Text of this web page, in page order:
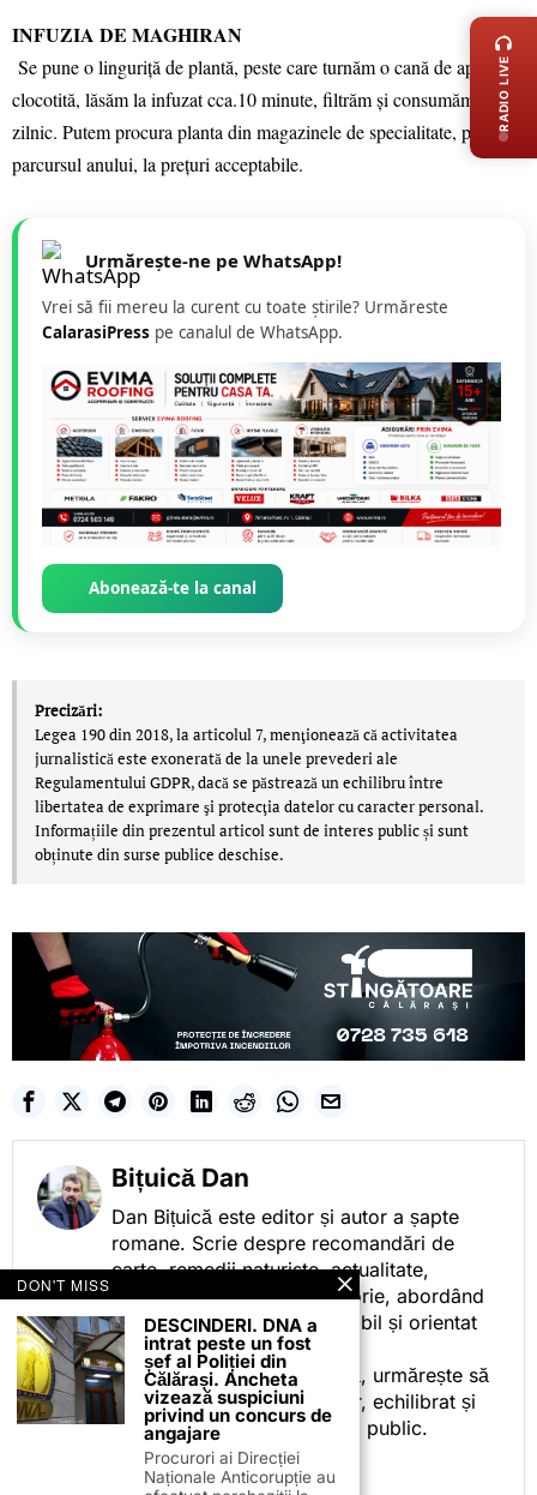
INFUZIA DE MAGHIRAN
Se pune o linguriță de plantă, peste care turnăm o cană de apă
clocotită, lăsăm la infuzat cca.10 minute, filtrăm și consumăm 2 căni
zilnic. Putem procura planta din magazinele de specialitate, pe tot
parcursul anului, la prețuri acceptabile.
Urmărește-ne pe WhatsApp!
Vrei să fii mereu la curent cu toate știrile? Urmăreste
CalarasiPress pe canalul de WhatsApp.
Abonează-te la canal
Precizări:
Legea 190 din 2018, la articolul 7, menţionează că activitatea
jurnalistică este exonerată de la unele prevederi ale
Regulamentului GDPR, dacă se păstrează un echilibru între
libertatea de exprimare şi protecţia datelor cu caracter personal.
Informațiile din prezentul articol sunt de interes public și sunt
obținute din surse publice deschise.
Bițuică Dan
Dan Bițuică este editor și autor a șapte
romane. Scrie despre recomandări de
carte, remedii naturiste, actualitate,
cotidian politic, sport și istorie, abordând
subiectele într-un stil accesibil și orientat
spre informare.
Prin activitatea sa editorială, urmărește să
ofere cititorilor conținut clar, echilibrat și
relevant, adaptat interesului public.
RADIO LIVE
DON'T MISS
DESCINDERI. DNA a
intrat peste un fost
șef al Poliției din
Călărași. Ancheta
vizează suspiciuni
privind un concurs de
angajare
Procurori ai Direcției
Naționale Anticorupție au